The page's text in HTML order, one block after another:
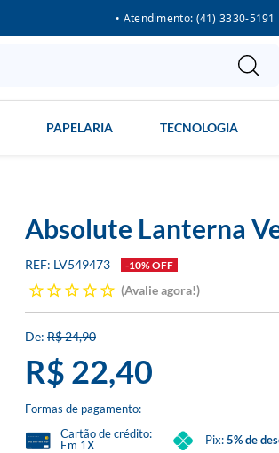
• Atendimento: (41) 3330-5191
PAPELARIA TECNOLOGIA
Absolute Lanterna
LV549473 -10% OFF
Avalie agora!
R$ 24,90
R$ 22,40
Formas de pagamento:
Cartão de crédito:
Em 1X
Pix:5% de